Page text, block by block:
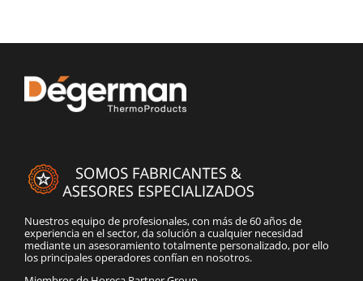
Nuestros equipo de profesionales, con más de 60 años de
experiencia en el sector, da solución a cualquier necesidad
mediante un asesoramiento totalmente personalizado, por ello
los principales operadores confían en nosotros.